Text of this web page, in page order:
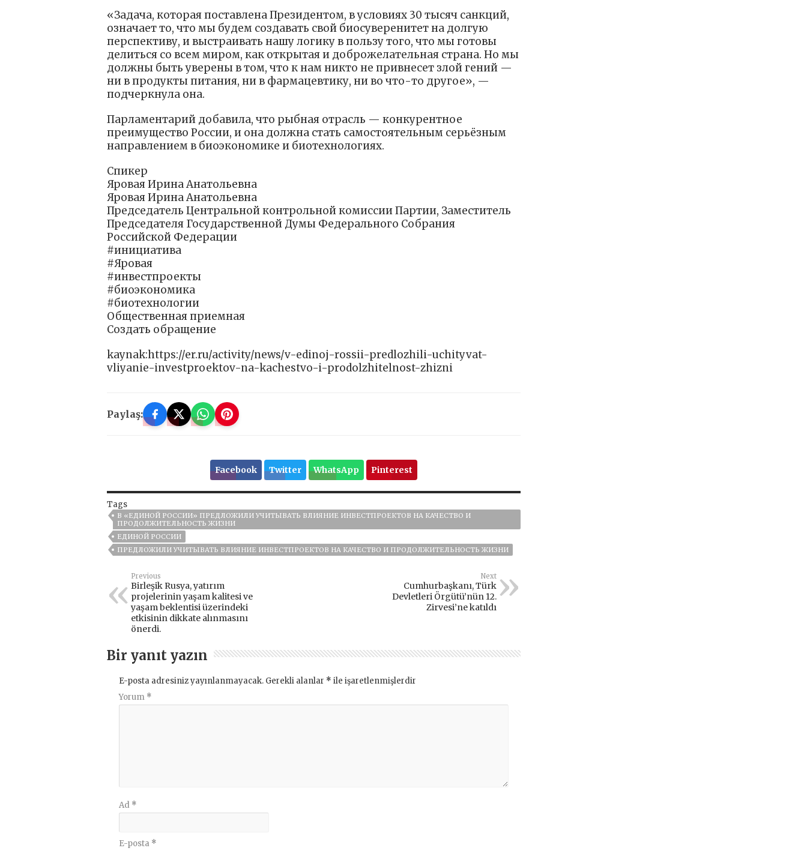
«Задача, которая поставлена Президентом, в условиях 30 тысяч санкций,
означает то, что мы будем создавать свой биосуверенитет на долгую
перспективу, и выстраивать нашу логику в пользу того, что мы готовы
делиться со всем миром, как открытая и доброжелательная страна. Но мы
должны быть уверены в том, что к нам никто не привнесет злой гений —
ни в продукты питания, ни в фармацевтику, ни во что-то другое», —
подчеркнула она.
Парламентарий добавила, что рыбная отрасль — конкурентное
преимущество России, и она должна стать самостоятельным серьёзным
направлением в биоэкономике и биотехнологиях.
Спикер
Яровая Ирина Анатольевна
Яровая Ирина Анатольевна
Председатель Центральной контрольной комиссии Партии, Заместитель
Председателя Государственной Думы Федерального Собрания
Российской Федерации
#инициатива
#Яровая
#инвестпроекты
#биоэкономика
#биотехнологии
Общественная приемная
Создать обращение
kaynak:https://er.ru/activity/news/v-edinoj-rossii-predlozhili-uchityvat-
vliyanie-investproektov-na-kachestvo-i-prodolzhitelnost-zhizni
Paylaş:
Facebook Twitter WhatsApp Pinterest
Tags
В «ЕДИНОЙ РОССИИ» ПРЕДЛОЖИЛИ УЧИТЫВАТЬ ВЛИЯНИЕ ИНВЕСТПРОЕКТОВ НА КАЧЕСТВО И
ПРОДОЛЖИТЕЛЬНОСТЬ ЖИЗНИ
ЕДИНОЙ РОССИИ
ПРЕДЛОЖИЛИ УЧИТЫВАТЬ ВЛИЯНИЕ ИНВЕСТПРОЕКТОВ НА КАЧЕСТВО И ПРОДОЛЖИТЕЛЬНОСТЬ ЖИЗНИ
Previous
Birleşik Rusya, yatırım
projelerinin yaşam kalitesi ve
yaşam beklentisi üzerindeki
etkisinin dikkate alınmasını
önerdi.
Next
Cumhurbaşkanı, Türk
Devletleri Örgütü’nün 12.
Zirvesi’ne katıldı
Bir yanıt yazın
E-posta adresiniz yayınlanmayacak. Gerekli alanlar * ile işaretlenmişlerdir
Yorum *
Ad *
E-posta *